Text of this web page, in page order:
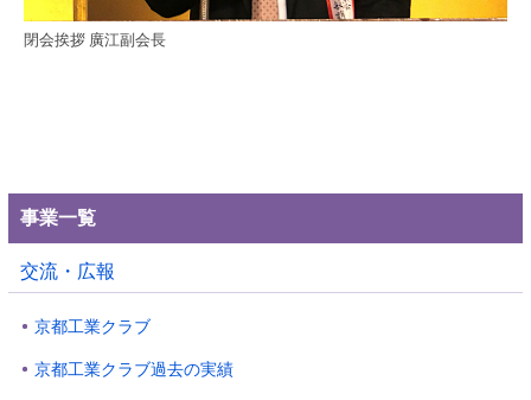
閉会挨拶 廣江副会長
事業一覧
交流・広報
京都工業クラブ
京都工業クラブ過去の実績